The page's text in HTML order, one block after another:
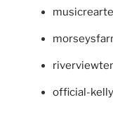
official-